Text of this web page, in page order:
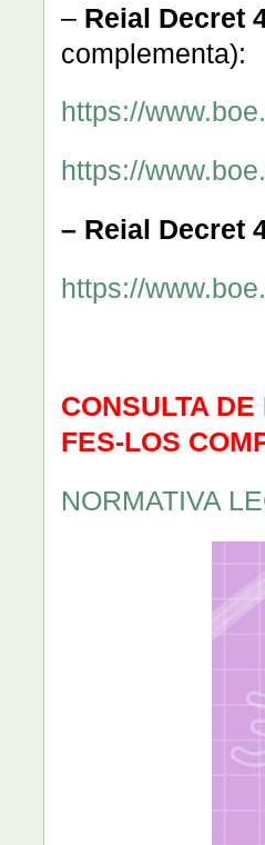
– Reial Decret
complementa):
https://
https://
– Reial Decret
https://
CONSULTA
FES-LOS
NORMATIVA